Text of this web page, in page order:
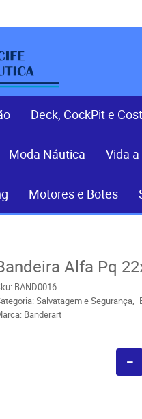
Deck, CockPit e
Moda Náutica Vida
Motores e Botes
Alfa Pq
BAND0016
Salvatagem e Segurança
Banderart